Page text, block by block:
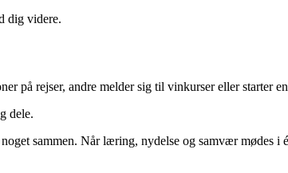
dig videre.
på rejser, andre melder sig til vinkurser eller starter
dele.
sammen. Når læring, nydelse og samvær mødes i